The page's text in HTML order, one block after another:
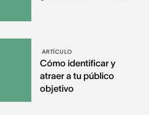
ARTÍCULO
Cómo identificar y
atraer a tu público
objetivo